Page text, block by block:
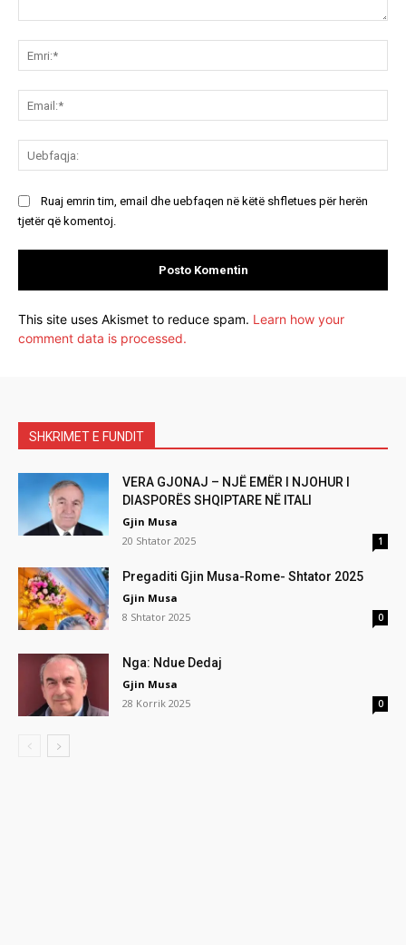
Ruaj emrin tim, email dhe uebfaqen në këtë shfletues për herën
tjetër që komentoj.
This site uses Akismet to reduce spam. Learn how your
comment data is processed.
SHKRIMET E FUNDIT
VERA GJONAJ – NJË EMËR I NJOHUR I
DIASPORËS SHQIPTARE NË ITALI
Gjin Musa
20 Shtator 2025
1
Pregaditi Gjin Musa-Rome- Shtator 2025
Gjin Musa
8 Shtator 2025
0
Nga: Ndue Dedaj
Gjin Musa
28 Korrik 2025
0